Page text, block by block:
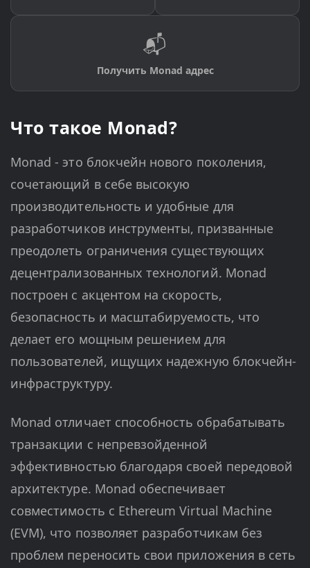
📬
Получить Monad адрес
Что такое Monad?
Monad - это блокчейн нового поколения,
сочетающий в себе высокую
производительность и удобные для
разработчиков инструменты, призванные
преодолеть ограничения существующих
децентрализованных технологий. Monad
построен с акцентом на скорость,
безопасность и масштабируемость, что
делает его мощным решением для
пользователей, ищущих надежную блокчейн-
инфраструктуру.
Monad отличает способность обрабатывать
транзакции с непревзойденной
эффективностью благодаря своей передовой
архитектуре. Monad обеспечивает
совместимость с Ethereum Virtual Machine
(EVM), что позволяет разработчикам без
проблем переносить свои приложения в сеть